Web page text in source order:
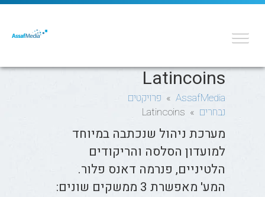
Latincoins
AssafMedia
» פרויקטים
נבחרים » Latincoins
מערכת ניהול שנכתבה במיוחד
למועדון הסלסה והריקודים
הלטיניים, פנרמה דאנס פלור.
המע' מאפשרת 3 ממשקים שונים: